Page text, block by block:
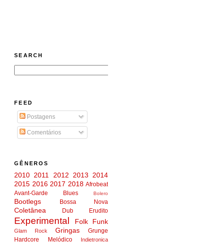
SEARCH
FEED
Postagens
Comentários
GÊNEROS
2010 2011 2012 2013 2014
2015 2016 2017 2018 Afrobeat
Avant-Garde
Blues Bolero
Bootlegs Bossa Nova
Coletânea Dub Erudito
Experimental Folk Funk
Glam Rock Gringas
Grunge
Hardcore Melódico
Indietronica